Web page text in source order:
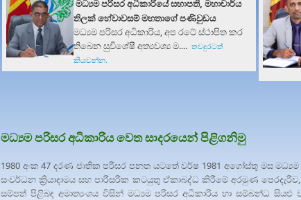
මධ්‍යම පරිසර අධිකාරියේ සභාපති, මහාචාර්ය
තිලක් හේවාවසම් මහතාගේ පණිවුඩය
මධ්‍යම පරිසර අධිකාරිය, අප රටේ ස්ථාපිත කර
තිබෙන සුවිශේෂී අත්‍යවශ්‍ය ම.... තවදුරටත්
කියවන්න.
මධ්‍යම පරිසර අධිකාරිය වෙත සාදරයෙන් පිළිගනිමු
1980 අංක 47 දරණ ජාතික පරිසර පනත යටතේ වර්ෂ 1981 අගෝස්තු මස
සංවර්ධන ක්‍රියාදාමය සහ පාරිසරික කටයුතු ඒකාබද්ධ කිරීමේ අරමුණ
සම්පත් පිළිබඳ අමාත්‍යංශය විසින් මධ්‍යම පරිසර අධිකාරිය හා සම්බන්ධ